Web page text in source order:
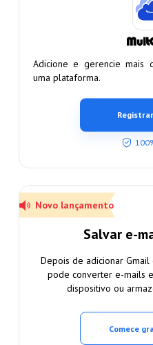
Adicione e gerencie mais
uma plataforma.
Novo lançamento
Salvar e-
Depois de adicionar
pode converter e-mails
dispositivo ou
Comece